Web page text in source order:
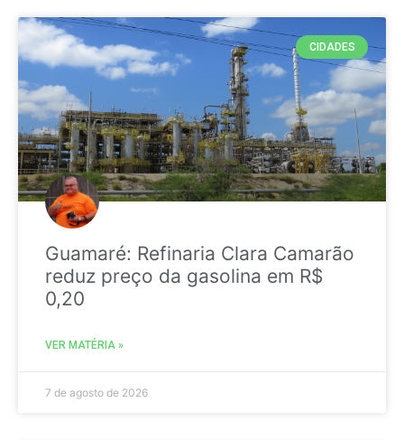
CIDADES
Guamaré: Refinaria Clara Camarão
reduz preço da gasolina em R$
0,20
VER MATÉRIA »
7 de agosto de 2026